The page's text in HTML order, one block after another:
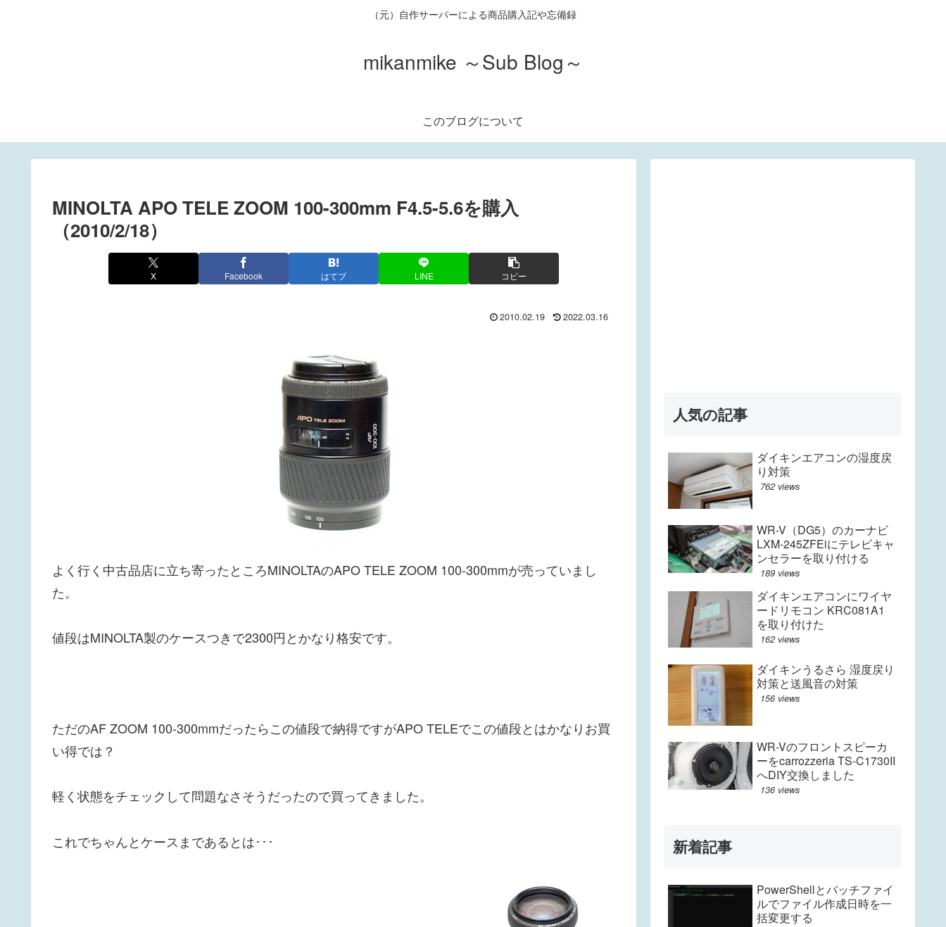
（元）自作サーバーによる商品購入記や忘備録
mikanmike ～Sub Blog～
このブログについて
MINOLTA APO TELE ZOOM 100-300mm F4.5-5.6を購入
（2010/2/18）
X Facebook はてブ LINE コピー
2010.02.19 2022.03.16
よく行く中古品店に立ち寄ったところMINOLTAのAPO TELE ZOOM 100-300mmが売っていまし
た。
値段はMINOLTA製のケースつきで2300円とかなり格安です。
ただのAF ZOOM 100-300mmだったらこの値段で納得ですがAPO TELEでこの値段とはかなりお買
い得では？
軽く状態をチェックして問題なさそうだったので買ってきました。
これでちゃんとケースまであるとは･･･
人気の記事
ダイキンエアコンの湿度戻
り対策
762 views
WR-V（DG5）のカーナビ
LXM-245ZFEiにテレビキャ
ンセラーを取り付ける
189 views
ダイキンエアコンにワイヤ
ードリモコン KRC081A1
を取り付けた
162 views
ダイキンうるさら 湿度戻り
対策と送風音の対策
156 views
WR-Vのフロントスピーカ
ーをcarrozzeria TS-C1730II
へDIY交換しました
136 views
新着記事
PowerShellとバッチファイ
ルでファイル作成日時を一
括変更する